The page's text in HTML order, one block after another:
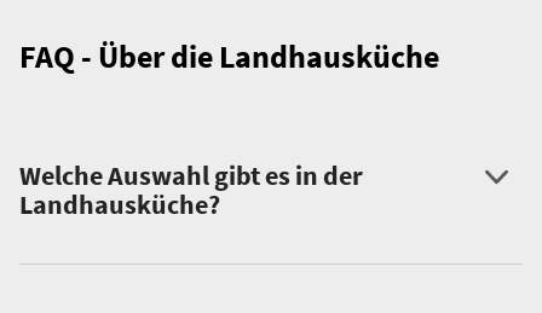
FAQ - Über die Landhausküche
Welche Auswahl gibt es in der
Landhausküche?